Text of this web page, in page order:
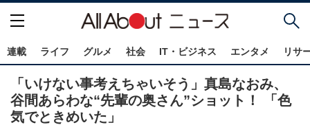
連載 ライフ グルメ 社会 IT・ビジネス エンタメ リサ
「いけない事考えちゃいそう」真島なおみ、
谷間あらわな“先輩の奥さん”ショット！ 「色
気でときめいた」